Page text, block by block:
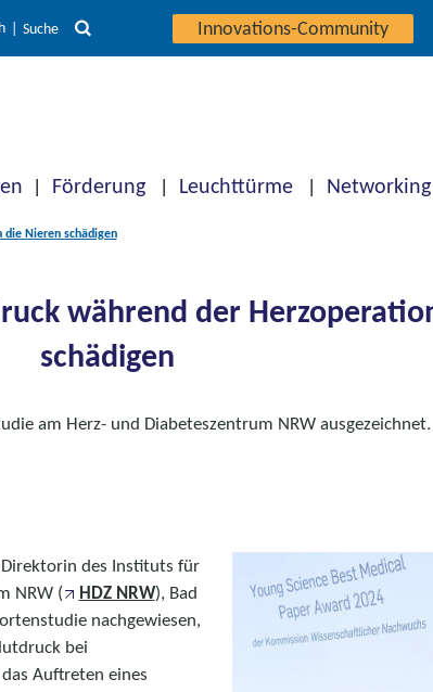
Suche Innovations-Community
Förderung Leuchttürme Networking
Nieren schädigen
während der
schädigen
am Herz- und Diabeteszentrum NRW ausgezeichnet.
des Instituts für
NRW (
HDZ NRW), Bad
nachgewiesen,
bei
Auftreten eines